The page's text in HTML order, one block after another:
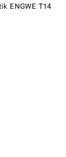
ENGWE T14